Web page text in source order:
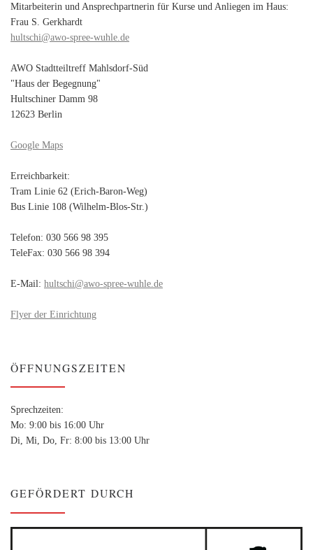
Mitarbeiterin und Ansprechpartnerin für Kurse und Anliegen im Haus:
Frau S. Gerkhardt
hultschi@awo-spree-wuhle.de
AWO Stadtteiltreff Mahlsdorf-Süd
"Haus der Begegnung"
Hultschiner Damm 98
12623 Berlin
Google Maps
Erreichbarkeit:
Tram Linie 62 (Erich-Baron-Weg)
Bus Linie 108 (Wilhelm-Blos-Str.)
Telefon: 030 566 98 395
TeleFax: 030 566 98 394
E-Mail: hultschi@awo-spree-wuhle.de
Flyer der Einrichtung
ÖFFNUNGSZEITEN
Sprechzeiten:
Mo: 9:00 bis 16:00 Uhr
Di, Mi, Do, Fr: 8:00 bis 13:00 Uhr
GEFÖRDERT DURCH